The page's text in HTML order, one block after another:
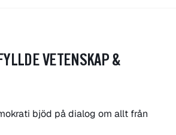
VETENSKAP &
bjöd på dialog om allt från